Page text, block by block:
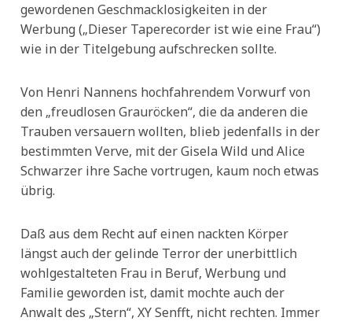
gewordenen Geschmacklosigkeiten in der
Werbung („Dieser Taperecorder ist wie eine Frau“)
wie in der Titelgebung aufschrecken sollte.
Von Henri Nannens hochfahrendem Vorwurf von
den „freudlosen Grauröcken“, die da anderen die
Trauben versauern wollten, blieb jedenfalls in der
bestimmten Verve, mit der Gisela Wild und Alice
Schwarzer ihre Sache vortrugen, kaum noch etwas
übrig.
Daß aus dem Recht auf einen nackten Körper
längst auch der gelinde Terror der unerbittlich
wohlgestalteten Frau in Beruf, Werbung und
Familie geworden ist, damit mochte auch der
Anwalt des „Stern“, XY Senfft, nicht rechten. Immer